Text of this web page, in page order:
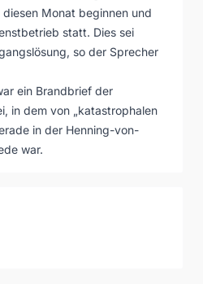
Monat beginnen und
statt. Dies sei
so der Sprecher
ein Brandbrief der
in dem von „katastrophalen
in der Henning-von-
war.